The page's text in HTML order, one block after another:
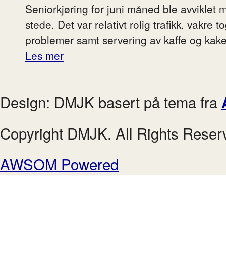
Seniorkjøring for juni måned ble avviklet
stede. Det var relativt rolig trafikk, vakre
problemer samt servering av kaffe og
Les mer
Design: DMJK basert på tema fra
Copyright DMJK. All Rights
AWSOM Powered